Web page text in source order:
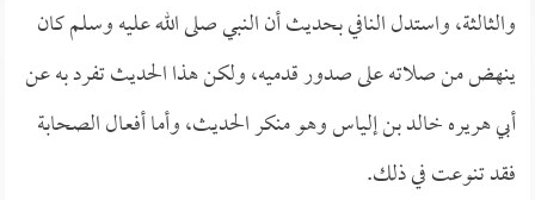
والثالثة، واستدل النافي بحديث أن النبي صلى الله عليه وسلم كان
ينهض من صلاته على صدور قدميه، ولكن هذا الحديث تفرد به عن
أبي هريره خالد بن إلياس وهو منكر الحديث، وأما أفعال الصحابة
فقد تنوعت في ذلك.